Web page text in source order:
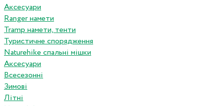
Аксесуари
Ranger намети
Tramp намети, тенти
Туристичне спорядження
Naturehike спальні мішки
Аксесуари
Всесезонні
Зимові
Літні